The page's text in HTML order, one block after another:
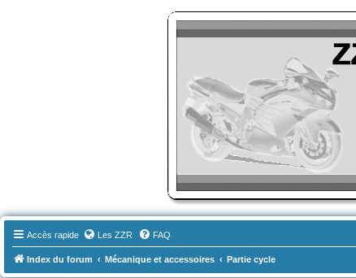
Accès rapide Les ZZR FAQ
Index du forum Mécanique et accessoires Partie cycle